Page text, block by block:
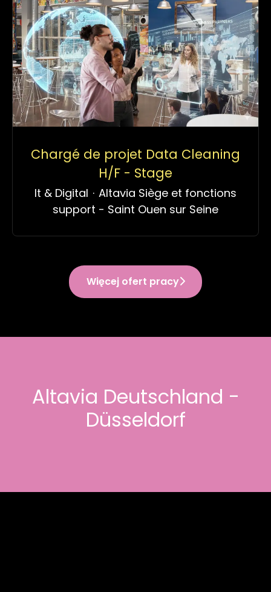
Chargé de projet Data Cleaning
H/F - Stage
It & Digital · Altavia Siège et fonctions
support - Saint Ouen sur Seine
Więcej ofert pracy
Altavia Deutschland -
Düsseldorf